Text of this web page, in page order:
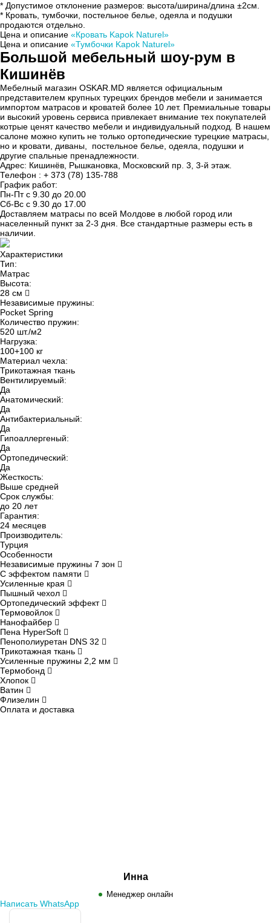
* Допустимое отклонение размеров: высота/ширина/длина ±2см.
* Кровать, тумбочки, постельное белье, одеяла и подушки
продаются отдельно.
Цена и описание «Кровать Kapok Naturel»
Цена и описание «Тумбочки Kapok Naturel»
Большой мебельный шоу-рум в
Кишинёв
Мебелный магазин OSKAR.MD является официальным
представителем крупных турецких брендов мебели и занимается
импортом матрасов и кроватей более 10 лет. Премиальные товары
и высокий уровень сервиса привлекает внимание тех покупателей
котрые ценят качество мебели и индивидуальный подход. В нашем
салоне можно купить не только ортопедические турецкие матрасы,
но и кровати, диваны, постельное белье, одеяла, подушки и
другие спальные пренадлежности.
Адрес: Кишинёв, Рышкановка, Московский пр. 3, 3-й этаж.
Телефон : + 373 (78) 135-788
График работ:
Пн-Пт с 9.30 до 20.00
Сб-Вс с 9.30 до 17.00
Доставляем матрасы по всей Молдове в любой город или
населенный пункт за 2-3 дня. Все стандартные размеры есть в
наличии.
Характеристики
Тип:
Матрас
Высота:
28 см
Независимые пружины:
Pocket Spring
Количество пружин:
520 шт./м2
Нагрузка:
100+100 кг
Материал чехла:
Трикотажная ткань
Вентилируемый:
Да
Анатомический:
Да
Антибактериальный:
Да
Гипоаллергеный:
Да
Ортопедический:
Да
Жесткость:
Выше средней
Срок службы:
до 20 лет
Гарантия:
24 месяцев
Производитель:
Турция
Особенности
Независимые пружины 7 зон
С эффектом памяти
Усиленные края
Пышный чехол
Ортопедический эффект
Термовойлок
Нанофайбер
Пена HyperSoft
Пенополиуретан DNS 32
Трикотажная ткань
Усиленные пружины 2,2 мм
Термобонд
Хлопок
Ватин
Флизелин
Оплата и доставка
Инна
Менеджер онлайн
Написать WhatsApp